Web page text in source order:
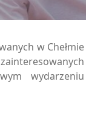
w Chełmie
wydarzeniu